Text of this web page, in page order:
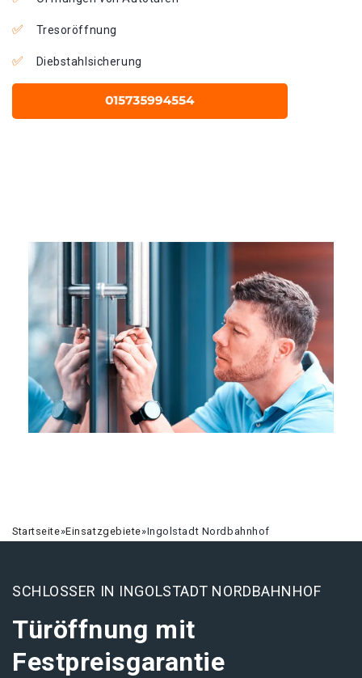
Tresoröffnung
Diebstahlsicherung
Startseite»Einsatzgebiete»Ingolstadt Nordbahnhof
SCHLOSSER IN INGOLSTADT NORDBAHNHOF
Türöffnung mit
Festpreisgarantie